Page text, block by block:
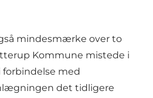
mindesmærke over to
Kommune mistede i
forbindelse med
det tidligere